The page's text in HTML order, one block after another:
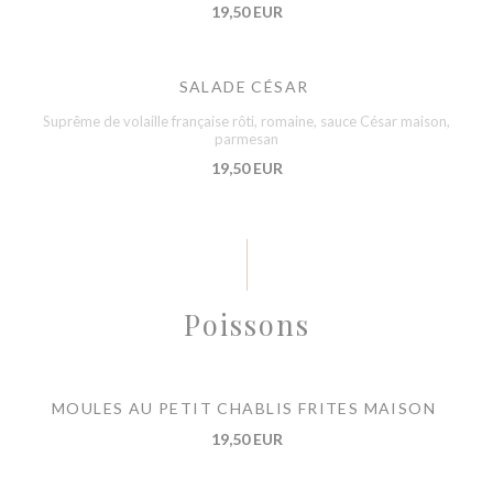
19,50 EUR
SALADE CÉSAR
Suprême de volaille française rôti, romaine, sauce César maison,
parmesan
19,50 EUR
Poissons
MOULES AU PETIT CHABLIS FRITES MAISON
19,50 EUR